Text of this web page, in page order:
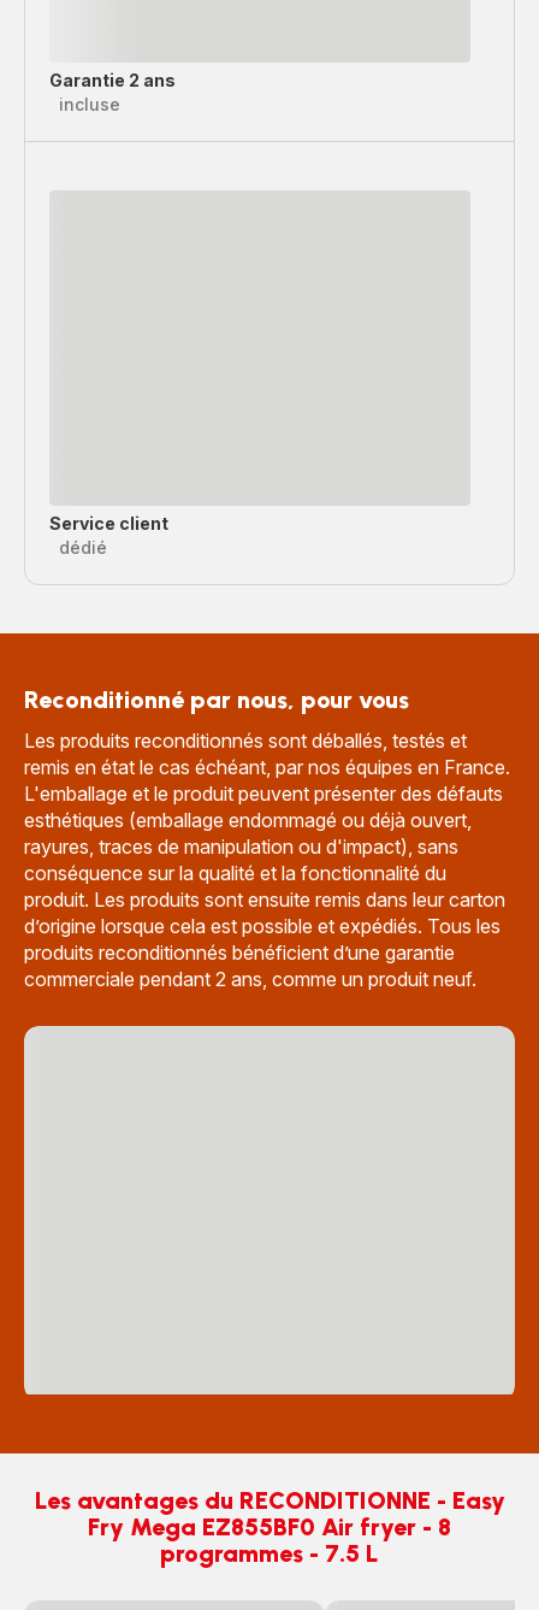
Garantie 2 ans
incluse
Service client
dédié
Reconditionné par nous, pour vous
Les produits reconditionnés sont déballés, testés et
remis en état le cas échéant, par nos équipes en France.
L'emballage et le produit peuvent présenter des défauts
esthétiques (emballage endommagé ou déjà ouvert,
rayures, traces de manipulation ou d'impact), sans
conséquence sur la qualité et la fonctionnalité du
produit. Les produits sont ensuite remis dans leur carton
d’origine lorsque cela est possible et expédiés. Tous les
produits reconditionnés bénéficient d’une garantie
commerciale pendant 2 ans, comme un produit neuf.
Les avantages du RECONDITIONNE - Easy
Fry Mega EZ855BF0 Air fryer - 8
programmes - 7.5 L